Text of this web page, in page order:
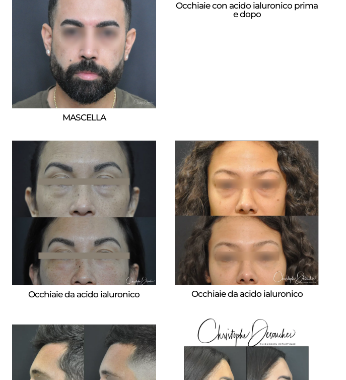
MASCELLA
Occhiaie con acido ialuronico prima
e dopo
Occhiaie da acido ialuronico Occhiaie da acido ialuronico